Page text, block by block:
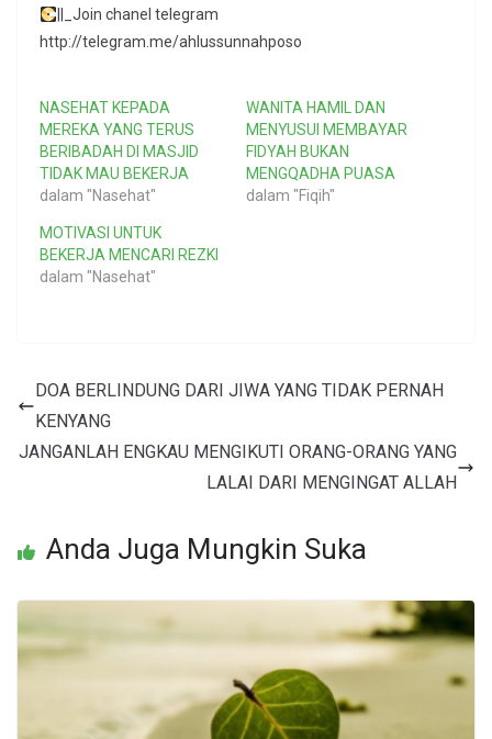
||_Join chanel telegram
http://telegram.me/ahlussunnahposo
NASEHAT KEPADA
MEREKA YANG TERUS
BERIBADAH DI MASJID
TIDAK MAU BEKERJA
dalam "Nasehat"
WANITA HAMIL DAN
MENYUSUI MEMBAYAR
FIDYAH BUKAN
MENGQADHA PUASA
dalam "Fiqih"
MOTIVASI UNTUK
BEKERJA MENCARI REZKI
dalam "Nasehat"
DOA BERLINDUNG DARI JIWA YANG TIDAK PERNAH
KENYANG
JANGANLAH ENGKAU MENGIKUTI ORANG-ORANG YANG
LALAI DARI MENGINGAT ALLAH
Anda Juga Mungkin Suka